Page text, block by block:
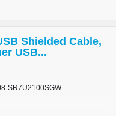
Shielded Cable,
USB...
SR7U2100SGW